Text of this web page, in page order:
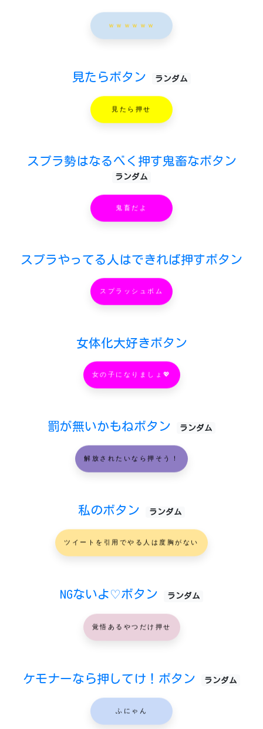
ｗｗｗｗｗｗ
見たらボタン ランダム
見たら押せ
スプラ勢はなるべく押す鬼畜なボタン
ランダム
鬼畜だよ
スプラやってる人はできれば押すボタン
スプラッシュボム
女体化大好きボタン
女の子になりましょ💖
罰が無いかもねボタン ランダム
解放されたいなら押そう！
私のボタン ランダム
ツイートを引用でやる人は度胸がない
NGないよ♡ボタン ランダム
覚悟あるやつだけ押せ
ケモナーなら押してけ！ボタン ランダム
ふにゃん